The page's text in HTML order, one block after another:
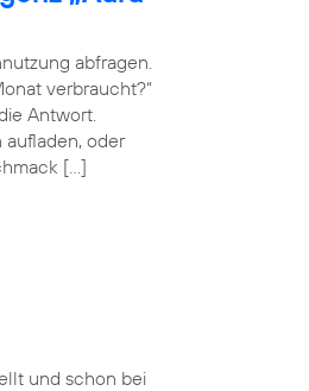
abfragen.
verbraucht?“
Antwort.
oder
[…]
und schon bei